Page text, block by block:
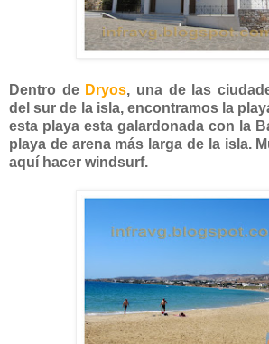
Dentro de Dryos, una de las
del sur de la isla, encontramos la
esta playa esta galardonada con la
playa de arena más larga de la isla.
aquí hacer windsurf.